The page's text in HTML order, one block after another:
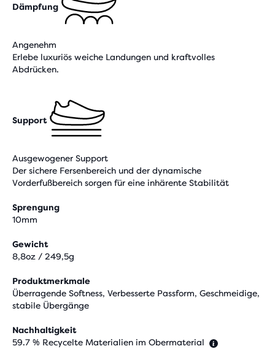
Dämpfung
Angenehm
Erlebe luxuriös weiche Landungen und kraftvolles
Abdrücken.
Support
Ausgewogener Support
Der sichere Fersenbereich und der dynamische
Vorderfußbereich sorgen für eine inhärente Stabilität
Sprengung
10mm
Gewicht
8,8oz / 249,5g
Produktmerkmale
Überragende Softness, Verbesserte Passform, Geschmeidige,
stabile Übergänge
Nachhaltigkeit
59.7 % Recycelte Materialien im Obermaterial